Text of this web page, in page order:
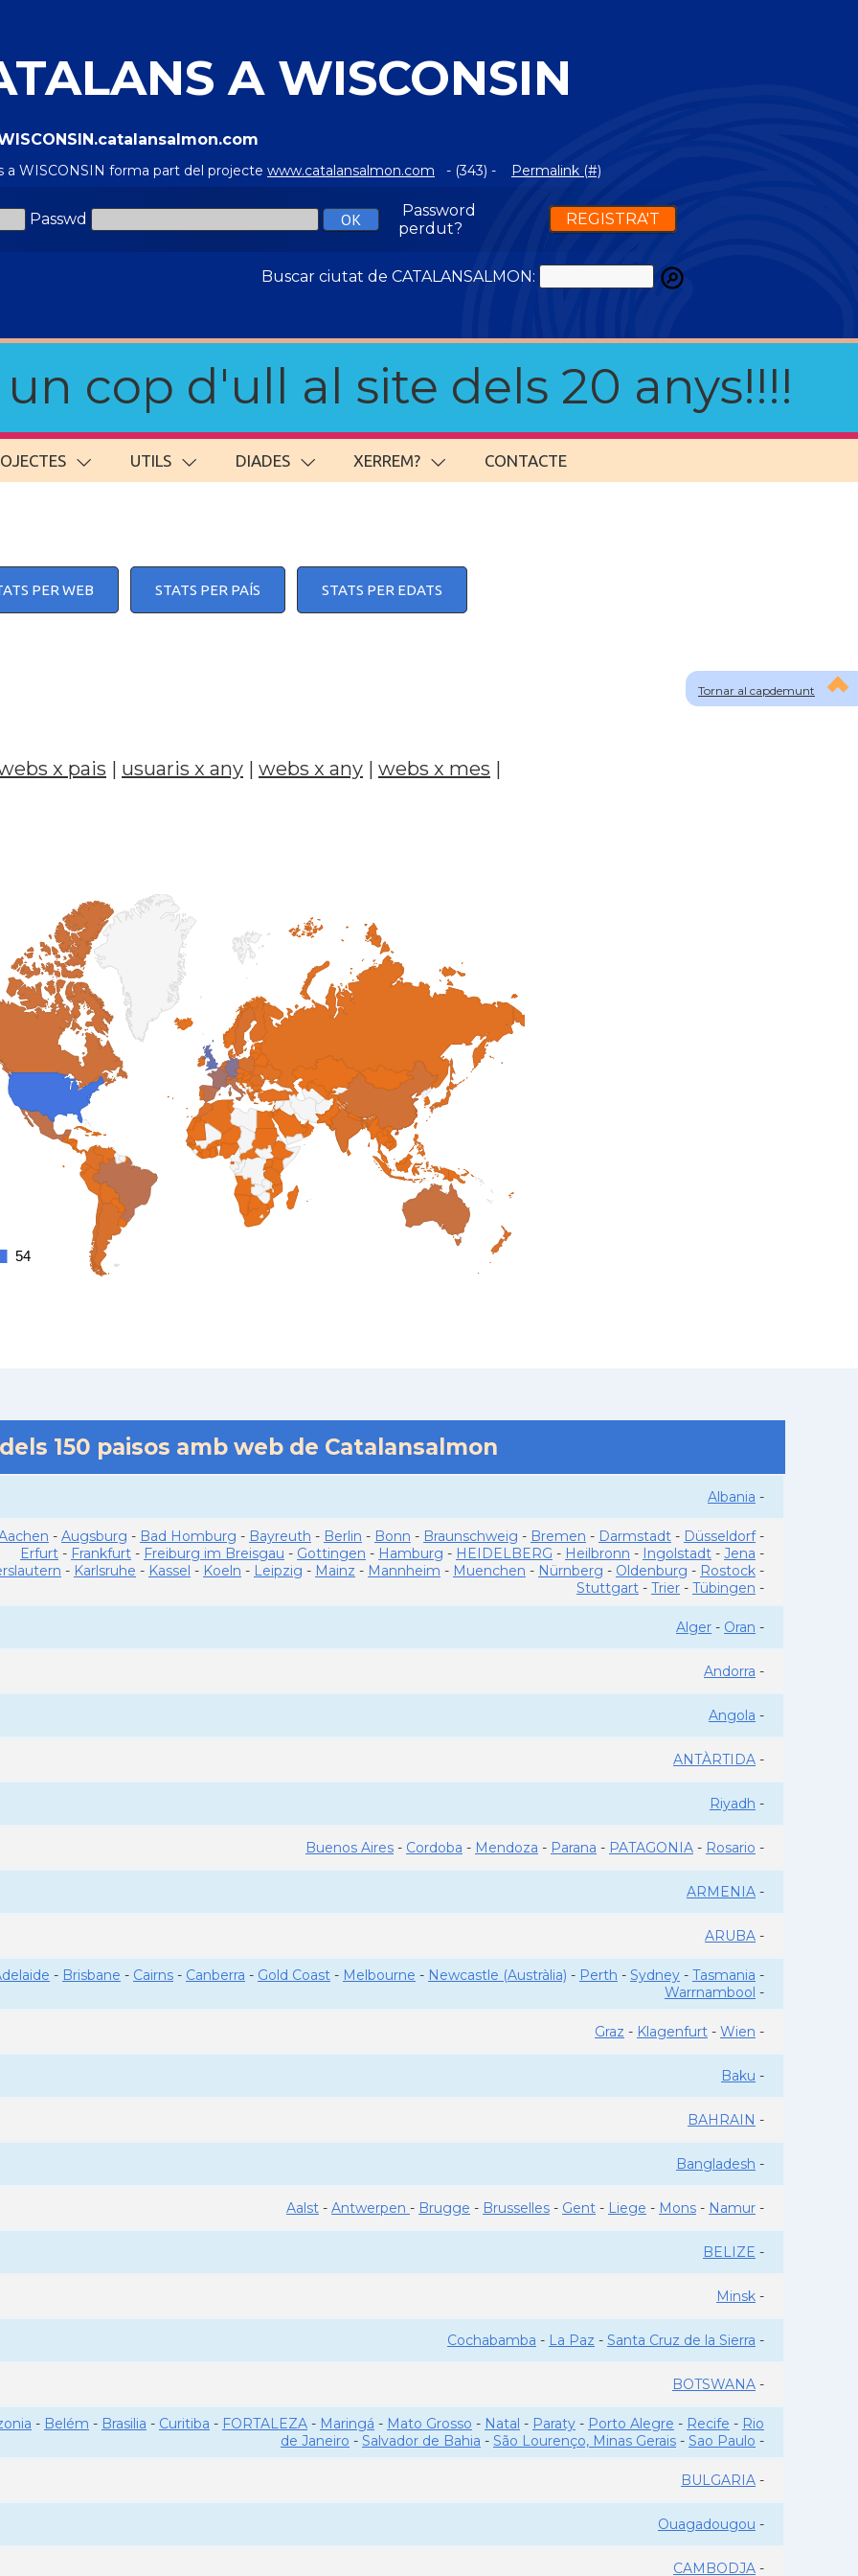
A WISCONSIN
a WISCONSIN forma part del projecte www.catalansalmon.com - (343) - Permalink (#)
Passwd
Password
perdut?
REGISTRA'T
Buscar ciutat de CATALANSALMON:
cop d'ull al site dels 20 anys!!!!
UTILS DIADES XERREM? CONTACTE
Tornar al capdemunt
PER WEB STATS PER PAÍS STATS PER EDATS
x pais | usuaris x any | webs x any | webs x mes |
54
54
150 paisos amb web de Catalansalmon
Albania -
- Augsburg - Bad Homburg - Bayreuth - Berlin - Bonn - Braunschweig - Bremen - Darmstadt - Düsseldorf-
Erfurt - Frankfurt - Freiburg im Breisgau - Gottingen - Hamburg - HEIDELBERG - Heilbronn - Ingolstadt - Jena -
- Karlsruhe - Kassel - Koeln - Leipzig - Mainz - Mannheim - Muenchen - Nürnberg - Oldenburg - Rostock -
Stuttgart - Trier - Tübingen -
Alger - Oran -
Andorra -
Angola -
ANTÀRTIDA -
Riyadh -
Buenos Aires - Cordoba - Mendoza - Parana - PATAGONIA - Rosario -
ARMENIA -
ARUBA -
- Brisbane - Cairns - Canberra - Gold Coast - Melbourne - Newcastle (Austràlia) - Perth - Sydney - Tasmania -
Warrnambool -
Graz - Klagenfurt - Wien -
Baku -
BAHRAIN -
Bangladesh -
Aalst - Antwerpen - Brugge - Brusselles - Gent - Liege - Mons - Namur -
BELIZE -
Minsk -
Cochabamba - La Paz - Santa Cruz de la Sierra -
BOTSWANA -
- Belém - Brasilia - Curitiba - FORTALEZA - Maringá - Mato Grosso - Natal - Paraty - Porto Alegre - Recife - Rio
de Janeiro - Salvador de Bahia - São Lourenço, Minas Gerais - Sao Paulo -
BULGARIA -
Ouagadougou -
CAMBODJA -